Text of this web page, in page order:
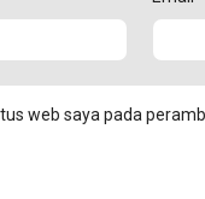
web saya pada